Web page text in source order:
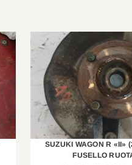
SUZUKI WAGON R «II»
FUSELLO